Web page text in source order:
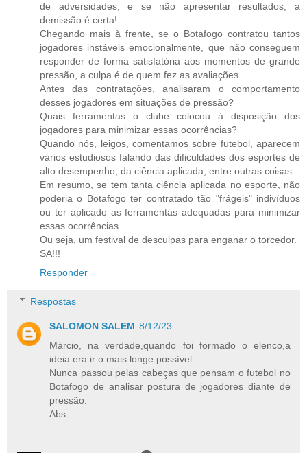
de adversidades, e se não apresentar resultados, a
demissão é certa!
Chegando mais à frente, se o Botafogo contratou tantos
jogadores instáveis emocionalmente, que não conseguem
responder de forma satisfatória aos momentos de grande
pressão, a culpa é de quem fez as avaliações.
Antes das contratações, analisaram o comportamento
desses jogadores em situações de pressão?
Quais ferramentas o clube colocou à disposição dos
jogadores para minimizar essas ocorrências?
Quando nós, leigos, comentamos sobre futebol, aparecem
vários estudiosos falando das dificuldades dos esportes de
alto desempenho, da ciência aplicada, entre outras coisas.
Em resumo, se tem tanta ciência aplicada no esporte, não
poderia o Botafogo ter contratado tão "frágeis" indivíduos
ou ter aplicado as ferramentas adequadas para minimizar
essas ocorrências.
Ou seja, um festival de desculpas para enganar o torcedor.
SA!!!
Responder
Respostas
SALOMON SALEM 8/12/23
Márcio, na verdade,quando foi formado o elenco,a
ideia era ir o mais longe possível.
Nunca passou pelas cabeças que pensam o futebol no
Botafogo de analisar postura de jogadores diante de
pressão.
Abs.